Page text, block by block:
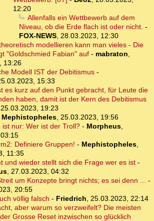
12:20
Allenfalls ein Wettbewerb auf dem
Niveau, ob die Erde flach ist oder nicht. -
FOX-NEWS, 28.03.2023, 12:30
modellieren kann man vieles - Die
"Goldschmied Fabian" auf - mabraton,
13:26
Modell IST der Debitismus-
15:33
es kurz auf den Punkt gebracht, für Leute die
haben, damit ist der Kern des Debitismus
25.03.2023, 19:23
Mephistopheles, 25.03.2023, 19:56
ist nur: Wer ist der Troll?- Morpheus,
Definiere Gruppen! - Mephistopheles,
11:35
und wieder stellt sich die Frage wer es ist-
, 27.03.2023, 04:32
um Konzepte bringt nichts; es sei denn ... -
20:55
völlig falsch - Friedrich, 25.03.2023, 22:14
aber warum so verzweifelt? Die meisten
Grosse Reset inzwischen so glücklich